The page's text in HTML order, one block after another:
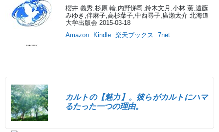
櫻井 義秀,杉原 輪,内野悌司,鈴木文月,小林 薫,遠藤
みゆき,伴麻子,高杉葉子,中西尋子,廣瀬太介 北海道
大学出版会 2015-03-18
Amazon
Kindle 楽天ブックス 7net
カルトの【魅力】。彼らがカルトにハマ
るたった一つの理由。